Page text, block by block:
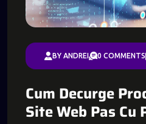
BY ANDREI 0 COMMENTS
Cum Decurge
Site Web Pas Cu